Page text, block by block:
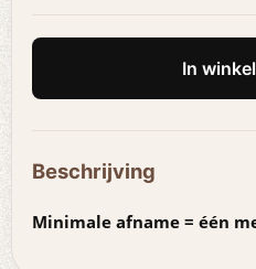
In
Beschrijving
Minimale afname = één